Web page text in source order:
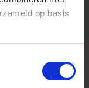
op basis